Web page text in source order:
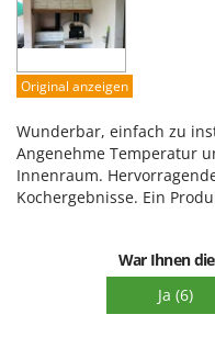
Benutzerfreundlichkeit
Qualität / Preis
Schwierigkeitsgrad
Original anzeigen
Wunderbar, einfach zu
Angenehme Temperatur
Innenraum.
Kochergebnisse. Ein
War Ihnen
Ja (6)